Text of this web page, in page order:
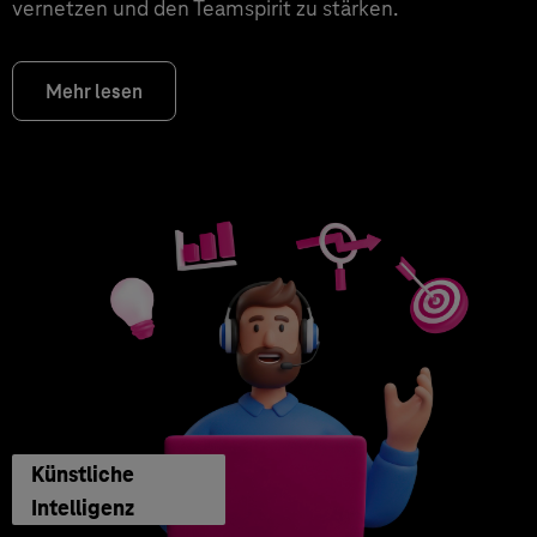
vernetzen und den Teamspirit zu stärken.
Mehr lesen
Künstliche
Intelligenz